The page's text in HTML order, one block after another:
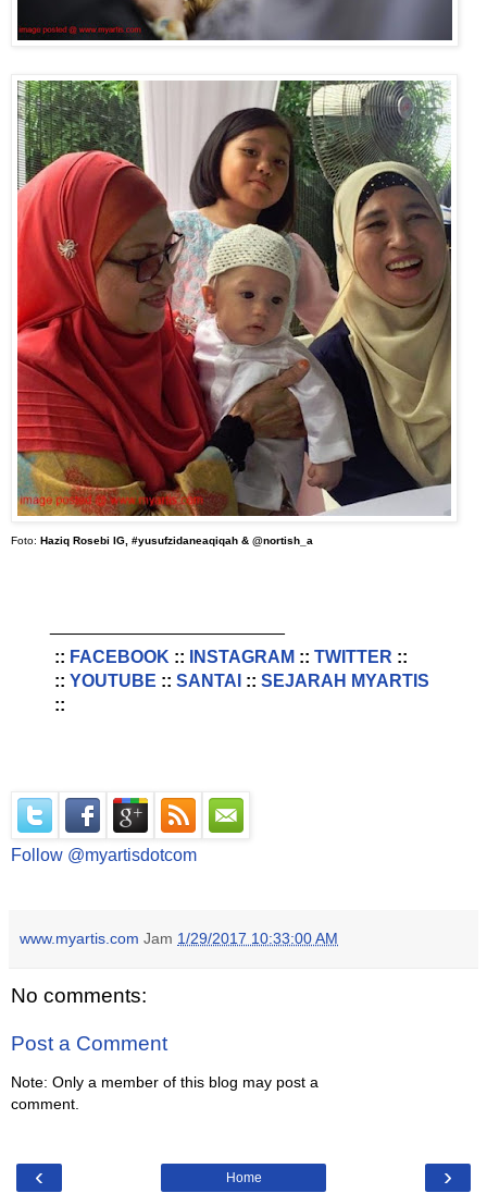
Foto: Haziq Rosebi IG, #yusufzidaneaqiqah & @nortish_a
:: FACEBOOK :: INSTAGRAM :: TWITTER ::
:: YOUTUBE :: SANTAI :: SEJARAH MYARTIS
::
Follow @myartisdotcom
www.myartis.com Jam 1/29/2017 10:33:00 AM
No comments:
Post a Comment
Note: Only a member of this blog may post a
comment.
‹ ›
Home